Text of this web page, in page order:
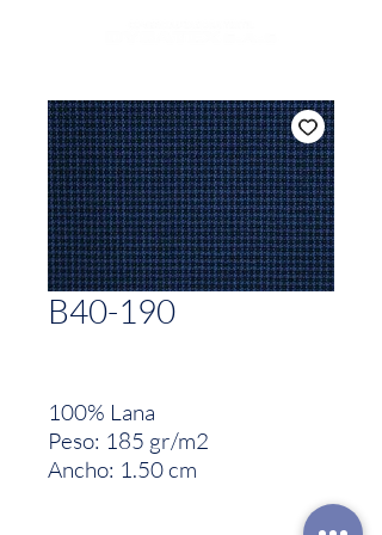
B40-190
100% Lana
Peso: 185 gr/m2
Ancho: 1.50 cm